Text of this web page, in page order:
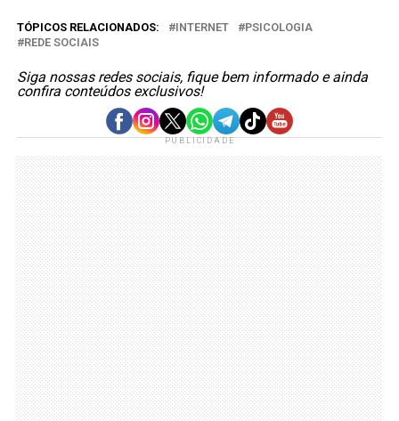
TÓPICOS RELACIONADOS: INTERNET
PSICOLOGIA
REDE SOCIAIS
Siga nossas redes sociais, fique bem informado e ainda
confira conteúdos exclusivos!
PUBLICIDADE